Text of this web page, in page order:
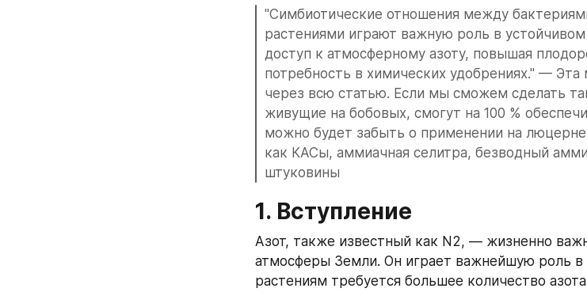
"Симбиотические отношения между
растениями играют важную роль в устойчивом
доступ к атмосферному азоту, повышая
потребность в химических удобрениях." —
через всю статью. Если мы сможем сделать
живущие на бобовых, смогут на 100 %
можно будет забыть о применении на
как КАСы, аммиачная селитра, безводный
штуковины
1. Вступление
Азот, также известный как N2, — жизненно
атмосферы Земли. Он играет важнейшую роль в
растениям требуется большее количество